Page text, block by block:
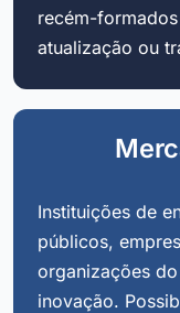
recém-
atualização ou
Instituições de
públicos,
organizações
inovação.